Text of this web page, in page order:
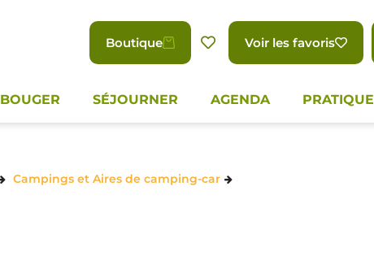
Boutique Voir les favoris
BOUGER SÉJOURNER AGENDA PRATIQUE
Campings et Aires de camping-car